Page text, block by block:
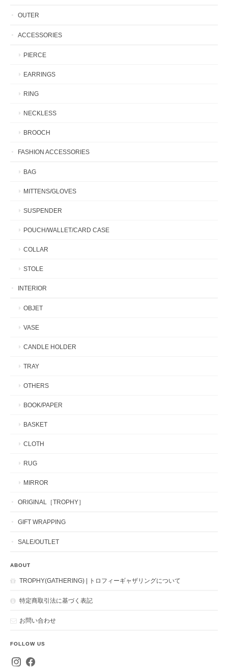
OUTER
ACCESSORIES
PIERCE
EARRINGS
RING
NECKLESS
BROOCH
FASHION ACCESSORIES
BAG
MITTENS/GLOVES
SUSPENDER
POUCH/WALLET/CARD CASE
COLLAR
STOLE
INTERIOR
OBJET
VASE
CANDLE HOLDER
TRAY
OTHERS
BOOK/PAPER
BASKET
CLOTH
RUG
MIRROR
ORIGINAL［TROPHY］
GIFT WRAPPING
SALE/OUTLET
ABOUT
TROPHY(GATHERING) | トロフィーギャザリングについて
特定商取引法に基づく表記
お問い合わせ
FOLLOW US